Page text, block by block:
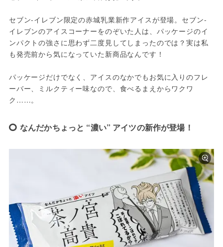
セブン-イレブン限定の赤城乳業新作アイスが登場。セブン-
イレブンのアイスコーナーをのぞいた人は、パッケージのイ
ンパクトの強さに思わず二度見してしまったのでは？実は私
も発売前から気になっていた新商品なんです！
パッケージだけでなく、アイスのなかでもお気に入りのフレ
ーバー、ミルクティー味なので、食べるまえからワクワ
ク……。
なんだかちょっと “濃い” アイツの新作が登場！